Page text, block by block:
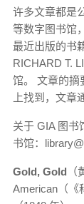
许多文章都是
等数字图书馆
最近出版的书
RICHARD T.
馆。 文章的摘
上找到，文章
关于 GIA 图书
书馆：
Gold, Gold
American（《